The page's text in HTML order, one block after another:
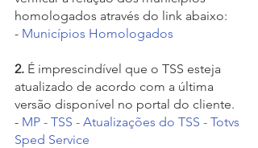
homologados através do link abaixo:
- Municípios Homologados
2. É imprescindível que o TSS esteja
atualizado de acordo com a última
versão disponível no portal do cliente.
- MP - TSS - Atualizações do TSS - Totvs
Sped Service